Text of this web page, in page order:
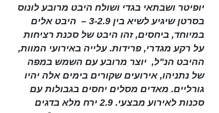
יופיטר ושבתאי בגדי ושולח היבט מרובע לונוס
בסרטן שיגיע לשיא בין 3-2.9 – היבט אלים
במיוחד, ביחסים, זהו היבט של סכנת רציחות
על רקע מגדרי, פרידות. עלייה באירועי המוות,
ההיבט הנ"ל, יוצר מרובע עם השמש במפה
של נתניהו, אירועים שקורים בימים אלה יהיו
גורליים. מאדים מסלים יחסים בגבולות עם
סכנות לאירוע מבצעי. 2.9 ירח מלא בדגים